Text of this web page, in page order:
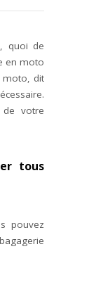
quoi de
en moto
moto, dit
votre
tous
pouvez